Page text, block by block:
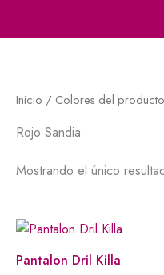
Inicio / Colores del
Rojo Sandia
Mostrando el único
Pantalon Dril Killa